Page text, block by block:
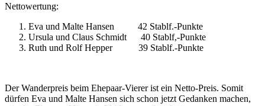
Nettowertung:
Eva und Malte Hansen 42 Stablf.-Punkte
Ursula und Claus Schmidt 40 Stablf,-Punkte
Ruth und Rolf Hepper 39 Stablf.-Punkte
Der Wanderpreis beim Ehepaar-Vierer ist ein Netto-Preis. Somit
dürfen Eva und Malte Hansen sich schon jetzt Gedanken machen,